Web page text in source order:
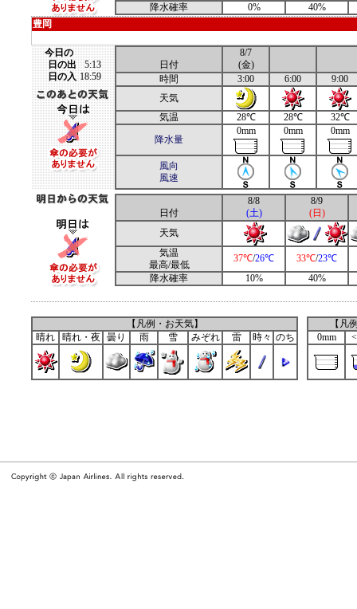
降水確率
0%
40%
豊岡
今日の
日の出
5:13
日の入 18:59
日付
8/7
(金)
時間
3:00 6:00
9:00
天気
気温
28℃ 28℃
32℃
降水量
0mm 0mm 0mm
風向
風速
日付
8/8
(土)
8/9
(日)
天気
気温
最高/最低
37℃/26℃ 33℃/23℃
降水確率
10% 40%
【凡例・お天気】
晴れ
晴れ・夜 曇り 雨 雪 みぞれ 雷 時々 のち
【
0mm